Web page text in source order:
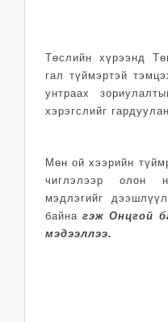
Төслийн хүрээнд
гал түймэртэй
унтраах
хэрэгслийг
Мөн ой хээрийн
чиглэлээр олон
мэдлэгийг
байнагэж Онцгой
мэдээллээ.